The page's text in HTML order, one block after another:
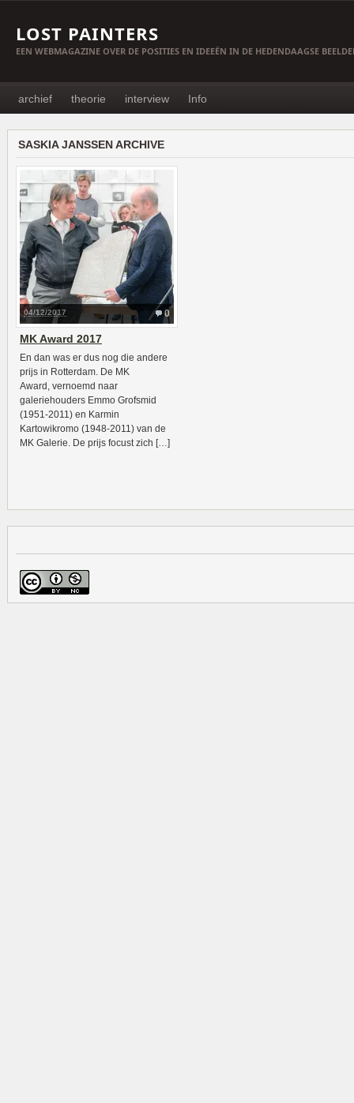
LOST PAINTERS
EEN WEBMAGAZINE OVER DE POSITIES EN IDEEËN IN DE HEDENDAAGSE
archief theorie interview Info
SASKIA JANSSEN ARCHIVE
0
04/12/2017
MK Award 2017
En dan was er dus nog die andere
prijs in Rotterdam. De MK
Award, vernoemd naar
galeriehouders Emmo Grofsmid
(1951-2011) en Karmin
Kartowikromo (1948-2011) van de
MK Galerie. De prijs focust zich […]